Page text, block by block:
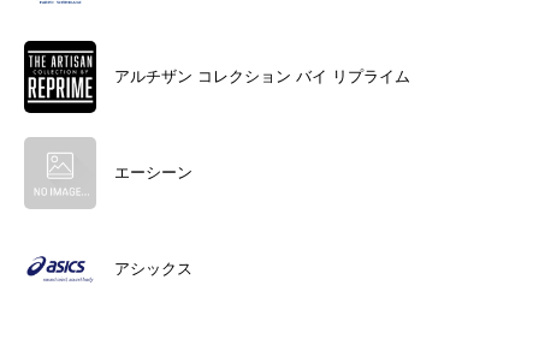
アルチザン コレクション バイ リプライム
エーシーン
アシックス